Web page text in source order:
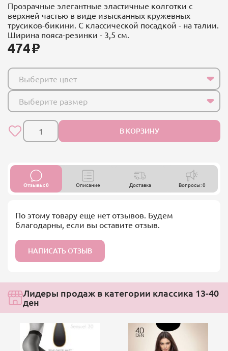
Прозрачные элегантные эластичные колготки с
верхней частью в виде изысканных кружевных
трусиков-бикини. С классической посадкой - на талии.
Ширина пояса-резинки - 3,5 см.
474
Выберите цвет
Выберите размер
В КОРЗИНУ
Отзывы: 0 Описание Доставка Вопросы: 0
По этому товару еще нет отзывов. Будем
благодарны, если вы оставите отзыв.
НАПИСАТЬ ОТЗЫВ
Лидеры продаж в категории классика 13-40
ден